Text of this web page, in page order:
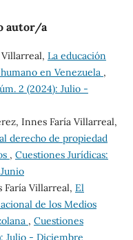
autor/a
La educación
en Venezuela ,
2 (2024): Julio -
Innes Faría Villarreal,
derecho de propiedad
, Cuestiones Jurídicas:
Faría Villarreal, El
de los Medios
, Cuestiones
Julio - Diciembre